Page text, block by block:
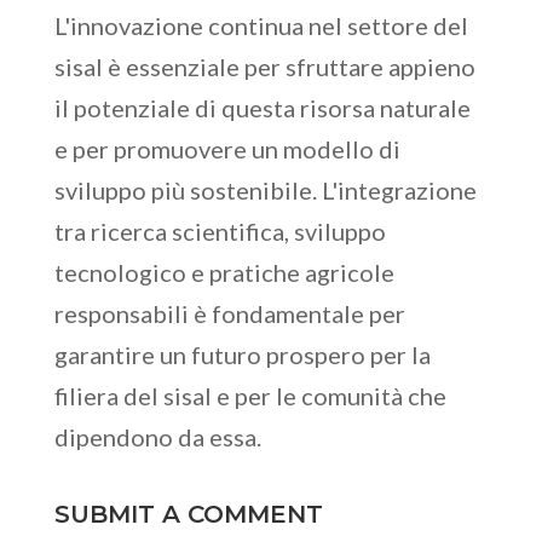
L'innovazione continua nel settore del
sisal è essenziale per sfruttare appieno
il potenziale di questa risorsa naturale
e per promuovere un modello di
sviluppo più sostenibile. L'integrazione
tra ricerca scientifica, sviluppo
tecnologico e pratiche agricole
responsabili è fondamentale per
garantire un futuro prospero per la
filiera del sisal e per le comunità che
dipendono da essa.
SUBMIT A COMMENT